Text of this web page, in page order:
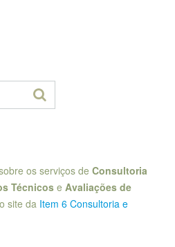
os serviços de Consultoria
Técnicos e Avaliações de
site da Item 6 Consultoria e